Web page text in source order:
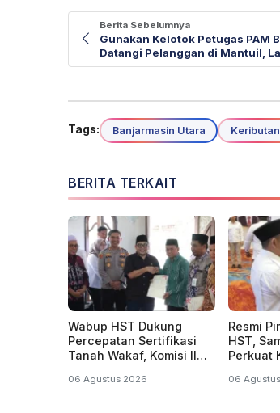
Berita Sebelumnya
Gunakan Kelotok Petugas PAM
Datangi Pelanggan di Mantuil,
Tags: Banjarmasin Utara
BERITA TERKAIT
Wabup HST Dukung
Percepatan Sertifikasi
Tanah Wakaf, Komisi II
Sebelum 2029
06 Agustus 2026
Resmi
HST,
Perkuat
06